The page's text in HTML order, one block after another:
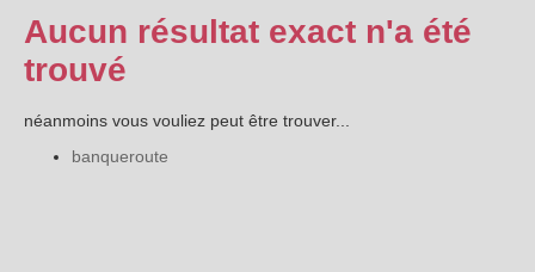
Aucun résultat exact n'a été
trouvé
néanmoins vous vouliez peut être trouver...
banqueroute